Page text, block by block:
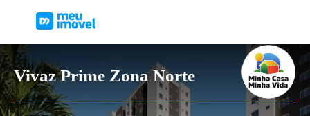
Vivaz Prime Zona Norte